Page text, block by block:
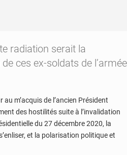
radiation serait la
ces ex-soldats de l’armée
m’acquis de l’ancien Président
des hostilités suite à l’invalidation
du 27 décembre 2020, la
et la polarisation politique et